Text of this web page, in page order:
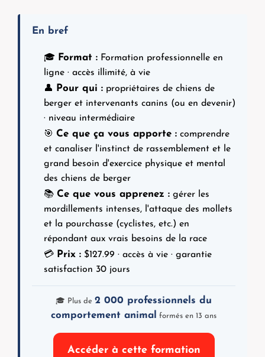
En bref
🎓 Format : Formation professionnelle en
ligne · accès illimité, à vie
👤
Pour qui : propriétaires de chiens de
berger et intervenants canins (ou en devenir)
· niveau intermédiaire
🎯 Ce que ça vous apporte : comprendre
et canaliser l'instinct de rassemblement et le
grand besoin d'exercice physique et mental
des chiens de berger
📚 Ce que vous apprenez : gérer les
mordillements intenses, l'attaque des mollets
et la pourchasse (cyclistes, etc.) en
répondant aux vrais besoins de la race
💳 Prix : $127.99 · accès à vie · garantie
satisfaction 30 jours
🎓 Plus de 2 000 professionnels du
comportement animal
formés en 13 ans
Accéder à cette formation